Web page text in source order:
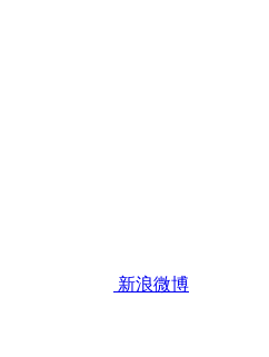
新浪微博